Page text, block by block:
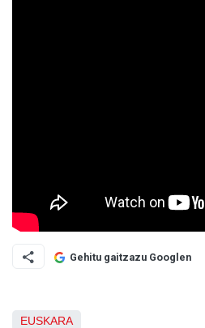
Gehitu gaitzazu Googlen
EUSKARA